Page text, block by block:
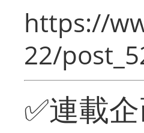
https://
22/
✅連載